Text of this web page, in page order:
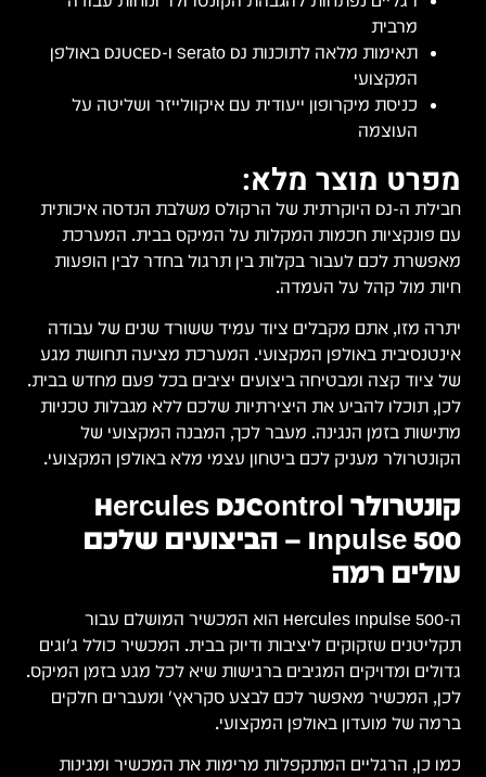
מרבית
תאימות מלאה לתוכנות Serato DJ ו-DJUCED באולפן
המקצועי
כניסת מיקרופון ייעודית עם איקוולייזר ושליטה על
העוצמה
מפרט מוצר מלא:
חבילת ה-DJ היוקרתית של הרקולס משלבת הנדסה איכותית
עם פונקציות חכמות המקלות על המיקס בבית. המערכת
מאפשרת לכם לעבור בקלות בין תרגול בחדר לבין הופעות
חיות מול קהל על העמדה.
יתרה מזו, אתם מקבלים ציוד עמיד ששורד שנים של עבודה
אינטנסיבית באולפן המקצועי. המערכת מציעה תחושת מגע
של ציוד קצה ומבטיחה ביצועים יציבים בכל פעם מחדש בבית.
לכן, תוכלו להביע את היצירתיות שלכם ללא מגבלות טכניות
מתישות בזמן הנגינה. מעבר לכך, המבנה המקצועי של
הקונטרולר מעניק לכם ביטחון עצמי מלא באולפן המקצועי.
קונטרולר Hercules DJControl
Inpulse 500 – הביצועים שלכם
עולים רמה
ה-Hercules Inpulse 500 הוא המכשיר המושלם עבור
תקליטנים שזקוקים ליציבות ודיוק בבית. המכשיר כולל ג'וגים
גדולים ומדויקים המגיבים ברגישות שיא לכל מגע בזמן המיקס.
לכן, המכשיר מאפשר לכם לבצע סקראץ' ומעברים חלקים
ברמה של מועדון באולפן המקצועי.
כמו כן, הרגליים המתקפלות מרימות את המכשיר ומגינות